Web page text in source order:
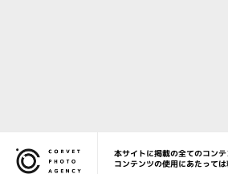
Corvet Photo Agency
本サイトに掲載の全てのコン
コンテンツの使用にあたっては